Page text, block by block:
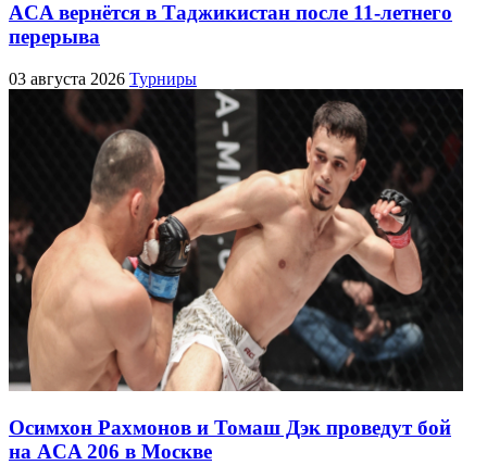
ACA вернётся в Таджикистан после 11-летнего
перерыва
03 августа 2026 Турниры
Осимхон Рахмонов и Томаш Дэк проведут бой
на ACA 206 в Москве